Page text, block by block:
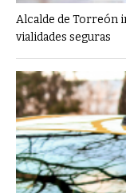
Alcalde de Torreón
vialidades seguras